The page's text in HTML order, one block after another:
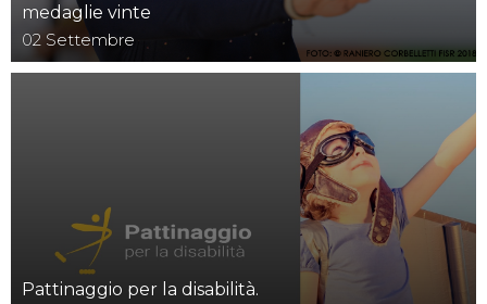
medaglie vinte
02 Settembre
Pattinaggio per la disabilità.